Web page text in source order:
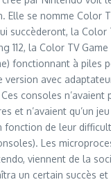
Elle se nomme Color
succèderont, la Color
112, la Color TV
fonctionnant à piles
version avec
consoles n’avaient
et n’avaient qu’un
de leur
Les
viennent de la
un certain succès